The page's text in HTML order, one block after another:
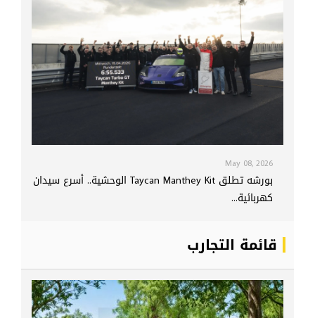
May 08, 2026
بورشه تطلق Taycan Manthey Kit الوحشية.. أسرع سيدان
كهربائية...
قائمة التجارب